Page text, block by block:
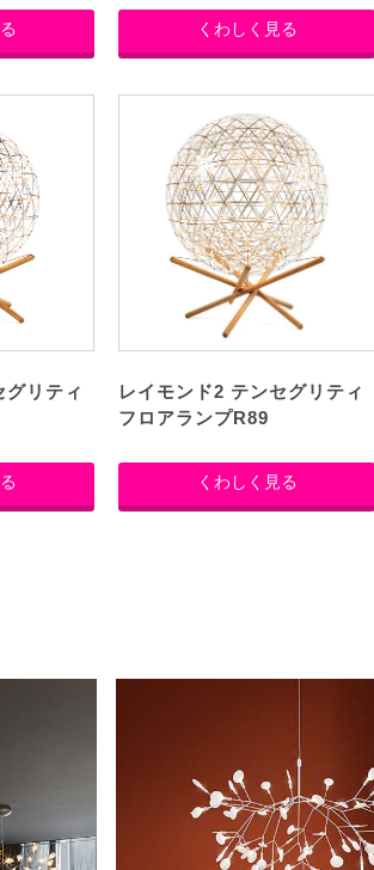
くわしく見る
グリティ
レイモンド2 テンセグリティ
フロアランプR89
くわしく見る